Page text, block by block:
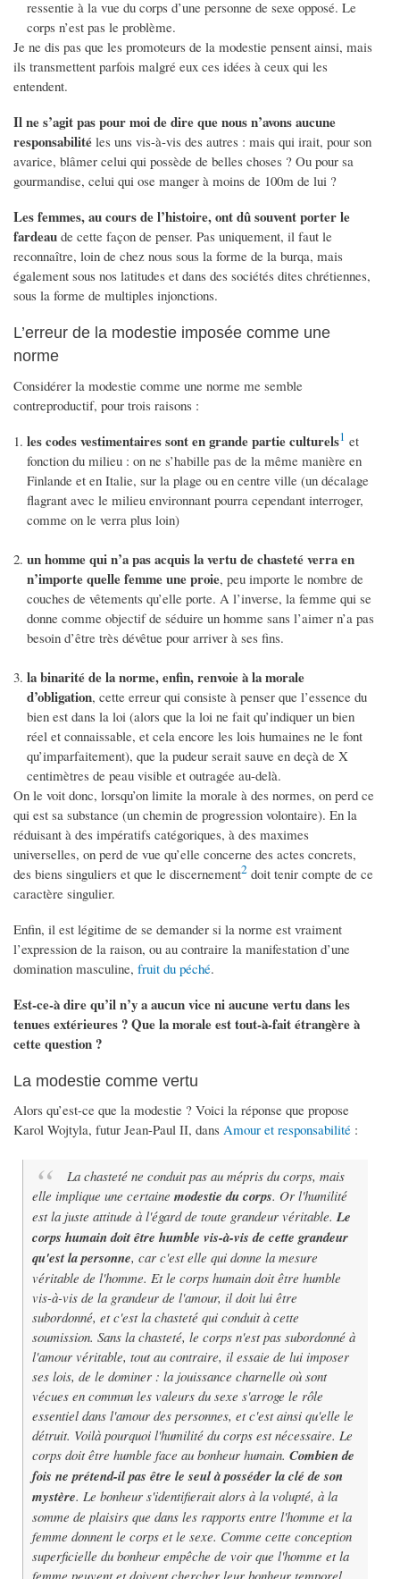
ressentie à la vue du corps d’une personne de sexe opposé. Le
corps n’est pas le problème.
Je ne dis pas que les promoteurs de la modestie pensent ainsi, mais
ils transmettent parfois malgré eux ces idées à ceux qui les
entendent.
Il ne s’agit pas pour moi de dire que nous n’avons aucune
responsabilité les uns vis-à-vis des autres : mais qui irait, pour son
avarice, blâmer celui qui possède de belles choses ? Ou pour sa
gourmandise, celui qui ose manger à moins de 100m de lui ?
Les femmes, au cours de l’histoire, ont dû souvent porter le
fardeau de cette façon de penser. Pas uniquement, il faut le
reconnaître, loin de chez nous sous la forme de la burqa, mais
également sous nos latitudes et dans des sociétés dites chrétiennes,
sous la forme de multiples injonctions.
L’erreur de la modestie imposée comme une
norme
Considérer la modestie comme une norme me semble
contreproductif, pour trois raisons :
les codes vestimentaires sont en grande partie culturels1 et
fonction du milieu : on ne s’habille pas de la même manière en
Finlande et en Italie, sur la plage ou en centre ville (un décalage
flagrant avec le milieu environnant pourra cependant interroger,
comme on le verra plus loin)
un homme qui n’a pas acquis la vertu de chasteté verra en
n’importe quelle femme une proie, peu importe le nombre de
couches de vêtements qu’elle porte. A l’inverse, la femme qui se
donne comme objectif de séduire un homme sans l’aimer n’a pas
besoin d’être très dévêtue pour arriver à ses fins.
la binarité de la norme, enfin, renvoie à la morale
d’obligation, cette erreur qui consiste à penser que l’essence du
bien est dans la loi (alors que la loi ne fait qu’indiquer un bien
réel et connaissable, et cela encore les lois humaines ne le font
qu’imparfaitement), que la pudeur serait sauve en deçà de X
centimètres de peau visible et outragée au-delà.
On le voit donc, lorsqu’on limite la morale à des normes, on perd ce
qui est sa substance (un chemin de progression volontaire). En la
réduisant à des impératifs catégoriques, à des maximes
universelles, on perd de vue qu’elle concerne des actes concrets,
des biens singuliers et que le discernement2 doit tenir compte de ce
caractère singulier.
Enfin, il est légitime de se demander si la norme est vraiment
l’expression de la raison, ou au contraire la manifestation d’une
domination masculine, fruit du péché.
Est-ce-à dire qu’il n’y a aucun vice ni aucune vertu dans les
tenues extérieures ? Que la morale est tout-à-fait étrangère à
cette question ?
La modestie comme vertu
Alors qu’est-ce que la modestie ? Voici la réponse que propose
Karol Wojtyla, futur Jean-Paul II, dans Amour et responsabilité :
La chasteté ne conduit pas au mépris du corps, mais
elle implique une certaine modestie du corps. Or l'humilité
est la juste attitude à l'égard de toute grandeur véritable.Le
corps humain doit être humble vis-à-vis de cette grandeur
qu'est la personne, car c'est elle qui donne la mesure
véritable de l'homme. Et le corps humain doit être humble
vis-à-vis de la grandeur de l'amour, il doit lui être
subordonné, et c'est la chasteté qui conduit à cette
soumission. Sans la chasteté, le corps n'est pas subordonné à
l'amour véritable, tout au contraire, il essaie de lui imposer
ses lois, de le dominer : la jouissance charnelle où sont
vécues en commun les valeurs du sexe s'arroge le rôle
essentiel dans l'amour des personnes, et c'est ainsi qu'elle le
détruit. Voilà pourquoi l'humilité du corps est nécessaire. Le
corps doit être humble face au bonheur humain. Combien de
fois ne prétend-il pas être le seul à posséder la clé de son
mystère. Le bonheur s'identifierait alors à la volupté, à la
somme de plaisirs que dans les rapports entre l'homme et la
femme donnent le corps et le sexe. Comme cette conception
superficielle du bonheur empêche de voir que l'homme et la